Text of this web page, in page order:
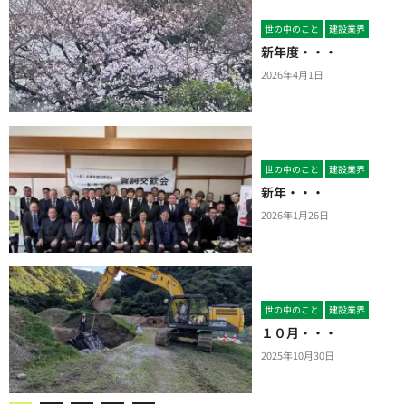
世の中のこと 建設業界
新年度・・・
2026年4月1日
世の中のこと 建設業界
新年・・・
2026年1月26日
世の中のこと 建設業界
１０月・・・
2025年10月30日